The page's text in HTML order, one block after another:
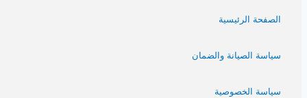
الصفحة الرئيسية
سياسة الصيانة والضمان
سياسة الخصوصية